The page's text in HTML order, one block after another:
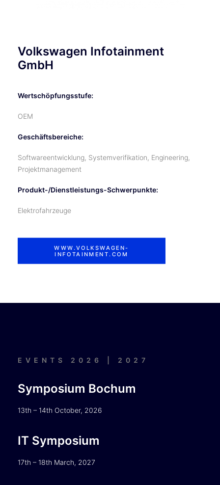
Volkswagen Infotainment
GmbH
Wertschöpfungsstufe:
OEM
Geschäftsbereiche:
Softwareentwicklung, Systemverifikation, Engineering,
Projektmanagement
Produkt-/Dienstleistungs-Schwerpunkte:
Elektrofahrzeuge
WWW.VOLKSWAGEN-
INFOTAINMENT.COM
EVENTS 2026 | 2027
Symposium Bochum
13th – 14th October, 2026
IT Symposium
17th – 18th March, 2027